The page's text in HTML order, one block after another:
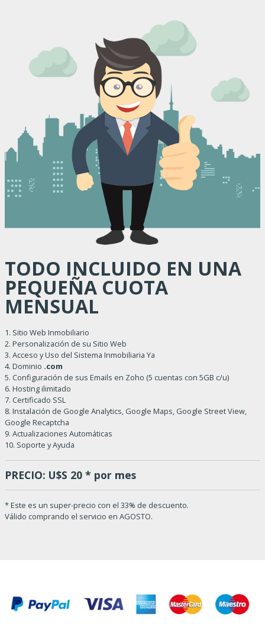
TODO INCLUIDO EN UNA
PEQUEÑA CUOTA
MENSUAL
1. Sitio Web Inmobiliario
2. Personalización de su Sitio Web
3. Acceso y Uso del Sistema Inmobiliaria Ya
4. Dominio .com
5. Configuración de sus Emails en Zoho (5 cuentas con 5GB c/u)
6. Hosting ilimitado
7. Certificado SSL
8. Instalación de Google Analytics, Google Maps, Google Street View,
Google Recaptcha
9. Actualizaciones Automáticas
10. Soporte y Ayuda
PRECIO: U$S 20 * por mes
* Este es un super-precio con el 33% de descuento.
Válido comprando el servicio en AGOSTO.